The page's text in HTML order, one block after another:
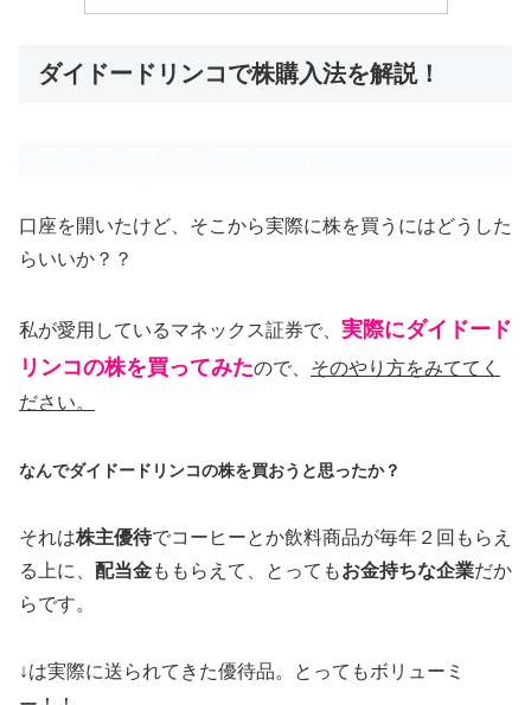
ダイドードリンコで株購入法を解説！
口座を開いたけど、そこから実際に株を買うにはどうした
らいいか？？
私が愛用しているマネックス証券で、 実際にダイドード
リンコの株を買ってみたので、 そのやり方をみててく
ださい。
なんでダイドードリンコの株を買おうと思ったか？
それは株主優待でコーヒーとか飲料商品が毎年２回もらえ
る上に、 配当金ももらえて、とってもお金持ちな企業だか
らです。
↓は実際に送られてきた優待品。とってもボリューミ